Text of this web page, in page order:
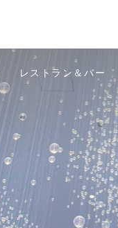
レストラン＆バー